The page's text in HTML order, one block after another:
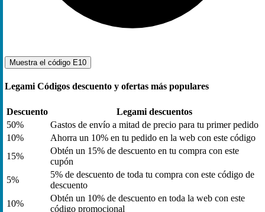
Muestra el código E10
Legami Códigos descuento y ofertas más populares
Descuento
Legami descuentos
50%
Gastos de envío a mitad de precio para tu primer pedido
10%
Ahorra un 10% en tu pedido en la web con este código
15%
Obtén un 15% de descuento en tu compra con este
cupón
5%
5% de descuento de toda tu compra con este código de
descuento
10%
Obtén un 10% de descuento en toda la web con este
código promocional